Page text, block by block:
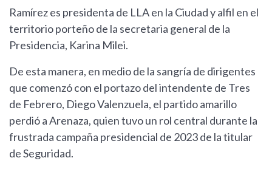
Ramírez es presidenta de LLA en la Ciudad y alfil en el
territorio porteño de la secretaria general de la
Presidencia, Karina Milei.
De esta manera, en medio de la sangría de dirigentes
que comenzó con el portazo del intendente de Tres
de Febrero, Diego Valenzuela, el partido amarillo
perdió a Arenaza, quien tuvo un rol central durante la
frustrada campaña presidencial de 2023 de la titular
de Seguridad.